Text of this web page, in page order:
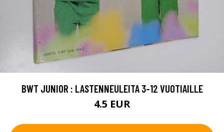
BWT JUNIOR : LASTENNEULEITA 3-12 VUOTIAILLE
4.5 EUR